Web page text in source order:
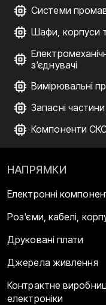
Системи
Шафи, корпуси
з'єднувачі
Вимірювальні
Запасні
Компоненти
НАПРЯМКИ
Електронні
Роз'єми, кабелі,
Друковані плати
Джерела живлення
Контрактне
електроніки